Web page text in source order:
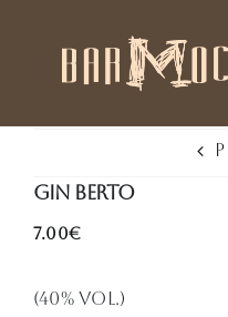
Gin Berto
7.00€
(40% Vol.)